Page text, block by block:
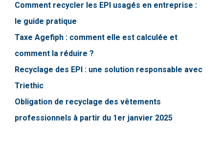
Comment recycler les EPI usagés en entreprise :
le guide pratique
Taxe Agefiph : comment elle est calculée et
comment la réduire ?
Recyclage des EPI : une solution responsable avec
Triethic
Obligation de recyclage des vêtements
professionnels à partir du 1er janvier 2025